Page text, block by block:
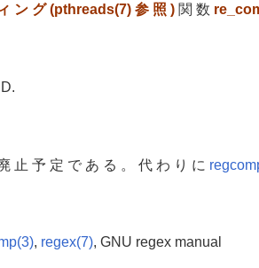
ン グ (pthreads(7) 参 照 )関 数
止 予 定 で あ る 。 代 わ り に
, regex(7), GNU regex manual